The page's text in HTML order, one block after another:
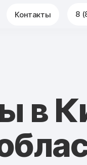
Контакты 8
в